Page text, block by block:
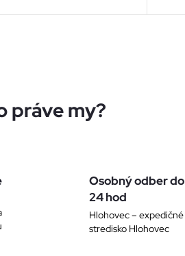
práve my?
Osobný odber do
24 hod
Hlohovec – expedičné
stredisko Hlohovec